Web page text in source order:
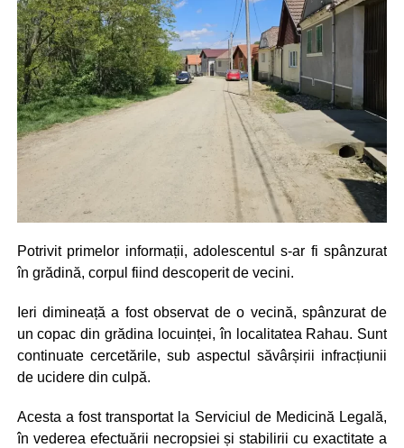
Potrivit primelor informații, adolescentul s-ar fi spânzurat
în grădină, corpul fiind descoperit de vecini.
Ieri dimineață a fost observat de o vecină, spânzurat de
un copac din grădina locuinței, în localitatea Rahau. Sunt
continuate cercetările, sub aspectul săvârșirii infracțiunii
de ucidere din culpă.
Acesta a fost transportat la Serviciul de Medicină Legală,
în vederea efectuării necropsiei și stabilirii cu exactitate a